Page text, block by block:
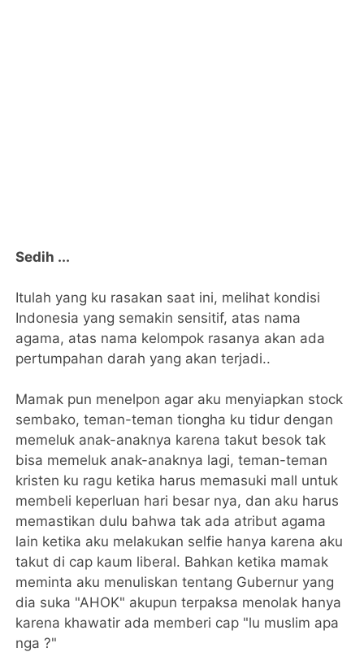
Sedih ...
Itulah yang ku rasakan saat ini, melihat kondisi
Indonesia yang semakin sensitif, atas nama
agama, atas nama kelompok rasanya akan ada
pertumpahan darah yang akan terjadi..
Mamak pun menelpon agar aku menyiapkan stock
sembako, teman-teman tiongha ku tidur dengan
memeluk anak-anaknya karena takut besok tak
bisa memeluk anak-anaknya lagi, teman-teman
kristen ku ragu ketika harus memasuki mall untuk
membeli keperluan hari besar nya, dan aku harus
memastikan dulu bahwa tak ada atribut agama
lain ketika aku melakukan selfie hanya karena aku
takut di cap kaum liberal. Bahkan ketika mamak
meminta aku menuliskan tentang Gubernur yang
dia suka "AHOK" akupun terpaksa menolak hanya
karena khawatir ada memberi cap "lu muslim apa
nga ?"